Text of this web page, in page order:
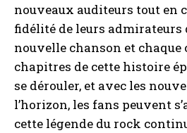
nouveaux auditeurs tout en
fidélité de leurs admirateurs
nouvelle chanson et chaque
chapitres de cette histoire
se dérouler, et avec les
l’horizon, les fans peuvent
cette légende du rock